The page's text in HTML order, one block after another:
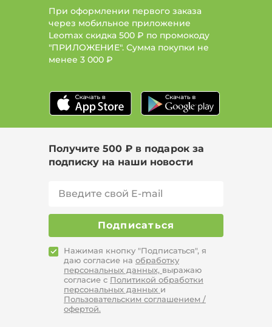
найдете множество интересных
моделей, на любой случай жизни.
Реклама излишня. Доставка возможно
по Москве и другим городам России.
При оформлении первого заказа
через мобильное приложение
Leomax скидка 500 ₽ по промокоду
"ПРИЛОЖЕНИЕ". Сумма покупки не
менее 3 000 ₽
Получите 500 ₽ в подарок за
подписку на наши новости
Подписаться
Нажимая кнопку "Подписаться", я
даю согласие на обработку
персональных данных, выражаю
согласие с Политикой обработки
персональных данных и
Пользовательским соглашением /
офертой.